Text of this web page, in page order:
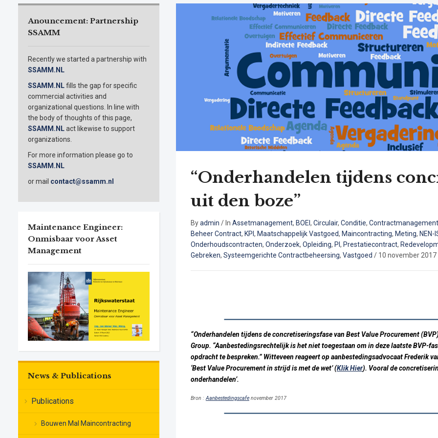
Anouncement: Partnership
SSAMM
Recently we started a partnership with
SSAMM.NL
SSAMM.NLfills the gap for specific
commercial activities and
organizational questions. In line with
the body of thoughts of this page,
SSAMM.NLact likewise to support
organizations.
For more information please go to
SSAMM.NL
or mail contact@ssamm.nl
Maintenance Engineer:
Onmisbaar voor Asset
Management
News & Publications
Publications
Bouwen Mal Maincontracting
“Onderhandelen tijdens
uit den boze”
Byadmin / In Assetmanagement, BOEI , Circulair, Conditie, Contractmanagement
Beheer Contract, KPI , Maatschappelijk Vastgoed, Maincontracting, Meting, NEN-
Onderhoudscontracten, Onderzoek, Opleiding, PI , Prestatiecontract,
Gebreken, Systeemgerichte Contractbeheersing, Vastgoed / 10 november 2017
“Onderhandelen tijdens de concretiseringsfase van Best Value Procurement
Group. “Aanbestedingsrechtelijk is het niet toegestaan om in deze laatste BVP-
opdracht te bespreken.” Witteveen reageert op aanbestedingsadvocaat Frederik
‘Best Value Procurement in strijd is met de wet’ (Klik Hier). Vooral de
onderhandelen’.
Bron :Aanbestedingscafenovember 2017